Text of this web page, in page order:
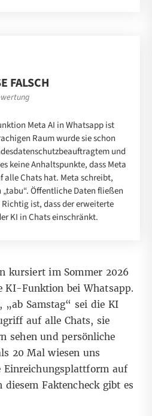
FALSCH
Meta AI in Whatsapp ist
Raum wurde sie schon
und
keine Anhaltspunkte, dass Meta
Chats hat. Meta schreibt,
Öffentliche Daten fließen
ist, dass der erweiterte
KI in Chats einschränkt.
kursiert im Sommer 2026
KI-Funktion bei Whatsapp.
Samstag“ sei die KI
auf alle Chats, sie
sehen und persönliche
20 Mal wiesen uns
Einreichungsplattformauf
Faktencheck gibt es